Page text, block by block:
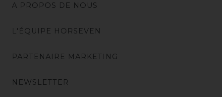
A PROPOS DE NOUS
L'ÉQUIPE HORSEVEN
PARTENAIRE MARKETING
NEWSLETTER